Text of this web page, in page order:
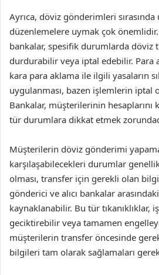
Ayrıca, döviz gönderimleri sırasında
düzenlemelere uymak çok önemlidir.
bankalar, spesifik durumlarda döviz
durdurabilir veya iptal edebilir. Para
kara para aklama ile ilgili yasaların
uygulanması, bazen işlemlerin iptal
Bankalar, müşterilerinin hesaplarını
tür durumlara dikkat etmek
Müşterilerin döviz gönderimi
karşılaşabilecekleri durumlar
olması, transfer için gerekli olan
gönderici ve alıcı bankalar
kaynaklanabilir. Bu tür tıkanıklıklar,
geciktirebilir veya tamamen
müşterilerin transfer öncesinde
bilgileri tam olarak sağlamaları